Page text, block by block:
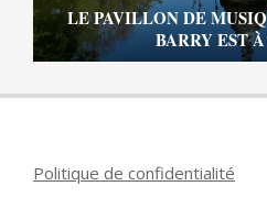
LE PAVILLON DE
BARRY EST
Politique de confidentialité